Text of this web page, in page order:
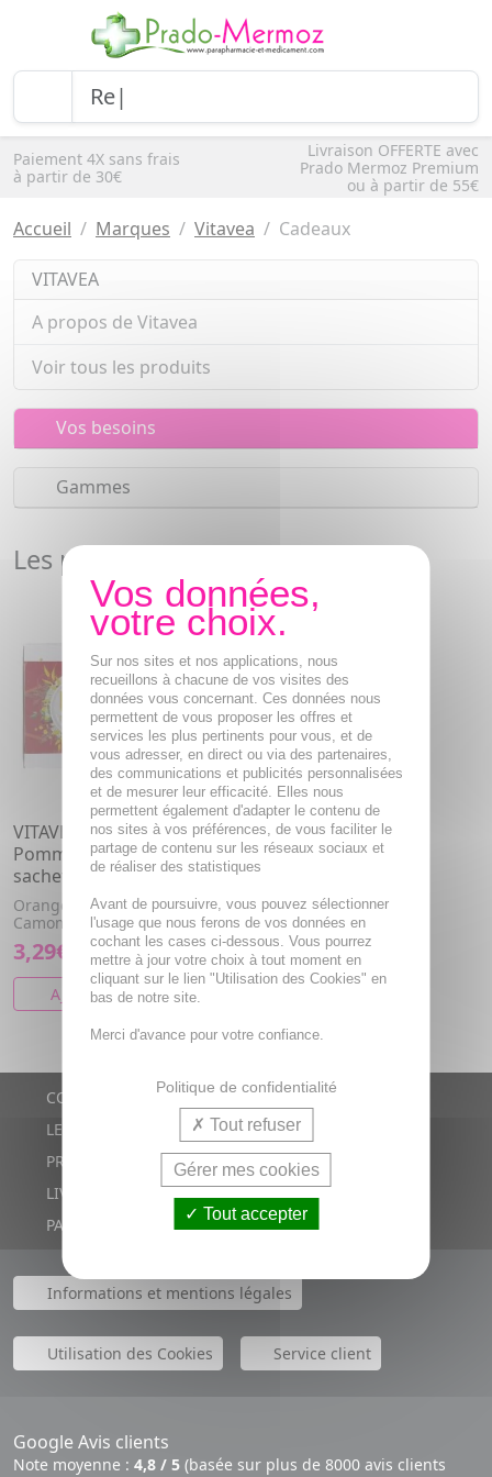
Paiement 4X sans frais
à partir de 30€
Livraison OFFERTE avec
Prado Mermoz Premium
ou à partir de 55€
Accueil Marques Vitavea Cadeaux
VITAVEA
A propos de Vitavea
Voir tous les produits
Vos besoins
Gammes
Les produits cadeaux par Vitavea
VITAVEA Infusion bio
Pomme D'amour x20
sachets
Orange amère, Pomme,
Camomille, Cannelle
3,29€
AJOUTER AU PANIER
CONTACTS
LE BLOG
PROMOTIONS
LIVRAISON RAPIDE
PAIEMENT SÉCURISÉ
Informations et mentions légales
Utilisation des Cookies Service client
Google Avis clients
Note moyenne : 4,8 / 5 (basée sur plus de 8000 avis clients
Sur nos sites et nos applications, nous
recueillons à chacune de vos visites des
données vous concernant. Ces données nous
permettent de vous proposer les offres et
services les plus pertinents pour vous, et de
vous adresser, en direct ou via des partenaires,
des communications et publicités personnalisées
et de mesurer leur efficacité. Elles nous
permettent également d'adapter le contenu de
nos sites à vos préférences, de vous faciliter le
partage de contenu sur les réseaux sociaux et
de réaliser des statistiques
Avant de poursuivre, vous pouvez sélectionner
l'usage que nous ferons de vos données en
cochant les cases ci-dessous. Vous pourrez
mettre à jour votre choix à tout moment en
cliquant sur le lien "Utilisation des Cookies" en
bas de notre site.
Merci d'avance pour votre confiance.
Politique de confidentialité
Tout refuser
Gérer mes cookies
Tout accepter